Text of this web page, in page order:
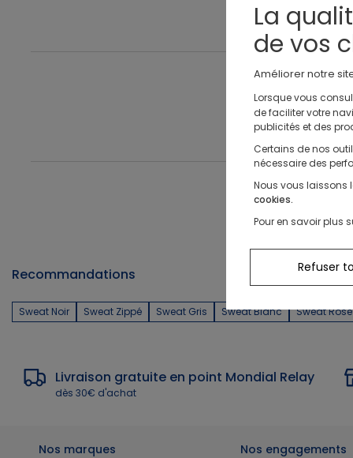
J'en profite
J'en profite
J'en profite
J'en profite
J'en profite
Recommandations
Sweat Noir Sweat Zippé Sweat Gris Sweat Blanc Sweat Rose
Livraison gratuite en point Mondial Relay
dès 30€ d'achat
Nos marques Nos engagements
La
de vos
Améliorer notre
Lorsque vous
de faciliter votre
publicités et des
Certains de nos
nécessaire des
Nous vous laissons
cookies.
Pour en savoir plus
Refuser